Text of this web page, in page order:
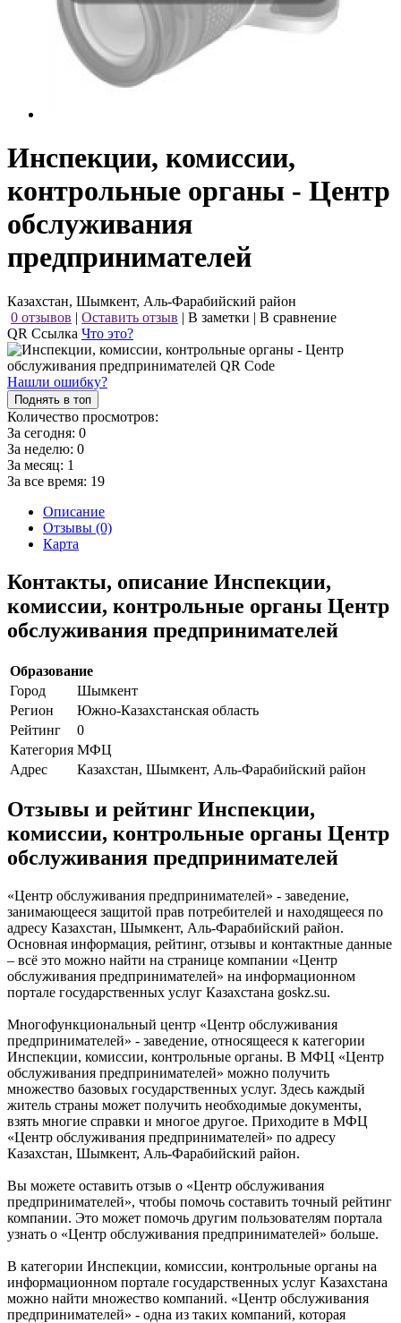
Инспекции, комиссии,
контрольные органы - Центр
обслуживания
предпринимателей
Казахстан, Шымкент, Аль-Фарабийский район
0 отзывов | Оставить отзыв | В заметки | В сравнение
QR Ссылка Что это?
Нашли ошибку?
Поднять в топ
Количество просмотров:
За сегодня: 0
За неделю: 0
За месяц: 1
За все время: 19
Описание
Отзывы (0)
Карта
Контакты, описание Инспекции,
комиссии, контрольные органы Центр
обслуживания предпринимателей
Образование
Город
Шымкент
Регион
Южно-Казахстанская область
Рейтинг
0
Категория МФЦ
Адрес
Казахстан, Шымкент, Аль-Фарабийский район
Отзывы и рейтинг Инспекции,
комиссии, контрольные органы Центр
обслуживания предпринимателей
«Центр обслуживания предпринимателей» - заведение,
занимающееся защитой прав потребителей и находящееся по
адресу Казахстан, Шымкент, Аль-Фарабийский район.
Основная информация, рейтинг, отзывы и контактные данные
– всё это можно найти на странице компании «Центр
обслуживания предпринимателей» на информационном
портале государственных услуг Казахстана goskz.su.
Многофункциональный центр «Центр обслуживания
предпринимателей» - заведение, относящееся к категории
Инспекции, комиссии, контрольные органы. В МФЦ «Центр
обслуживания предпринимателей» можно получить
множество базовых государственных услуг. Здесь каждый
житель страны может получить необходимые документы,
взять многие справки и многое другое. Приходите в МФЦ
«Центр обслуживания предпринимателей» по адресу
Казахстан, Шымкент, Аль-Фарабийский район.
Вы можете оставить отзыв о «Центр обслуживания
предпринимателей», чтобы помочь составить точный рейтинг
компании. Это может помочь другим пользователям портала
узнать о «Центр обслуживания предпринимателей» больше.
В категории Инспекции, комиссии, контрольные органы на
информационном портале государственных услуг Казахстана
можно найти множество компаний. «Центр обслуживания
предпринимателей» - одна из таких компаний, которая